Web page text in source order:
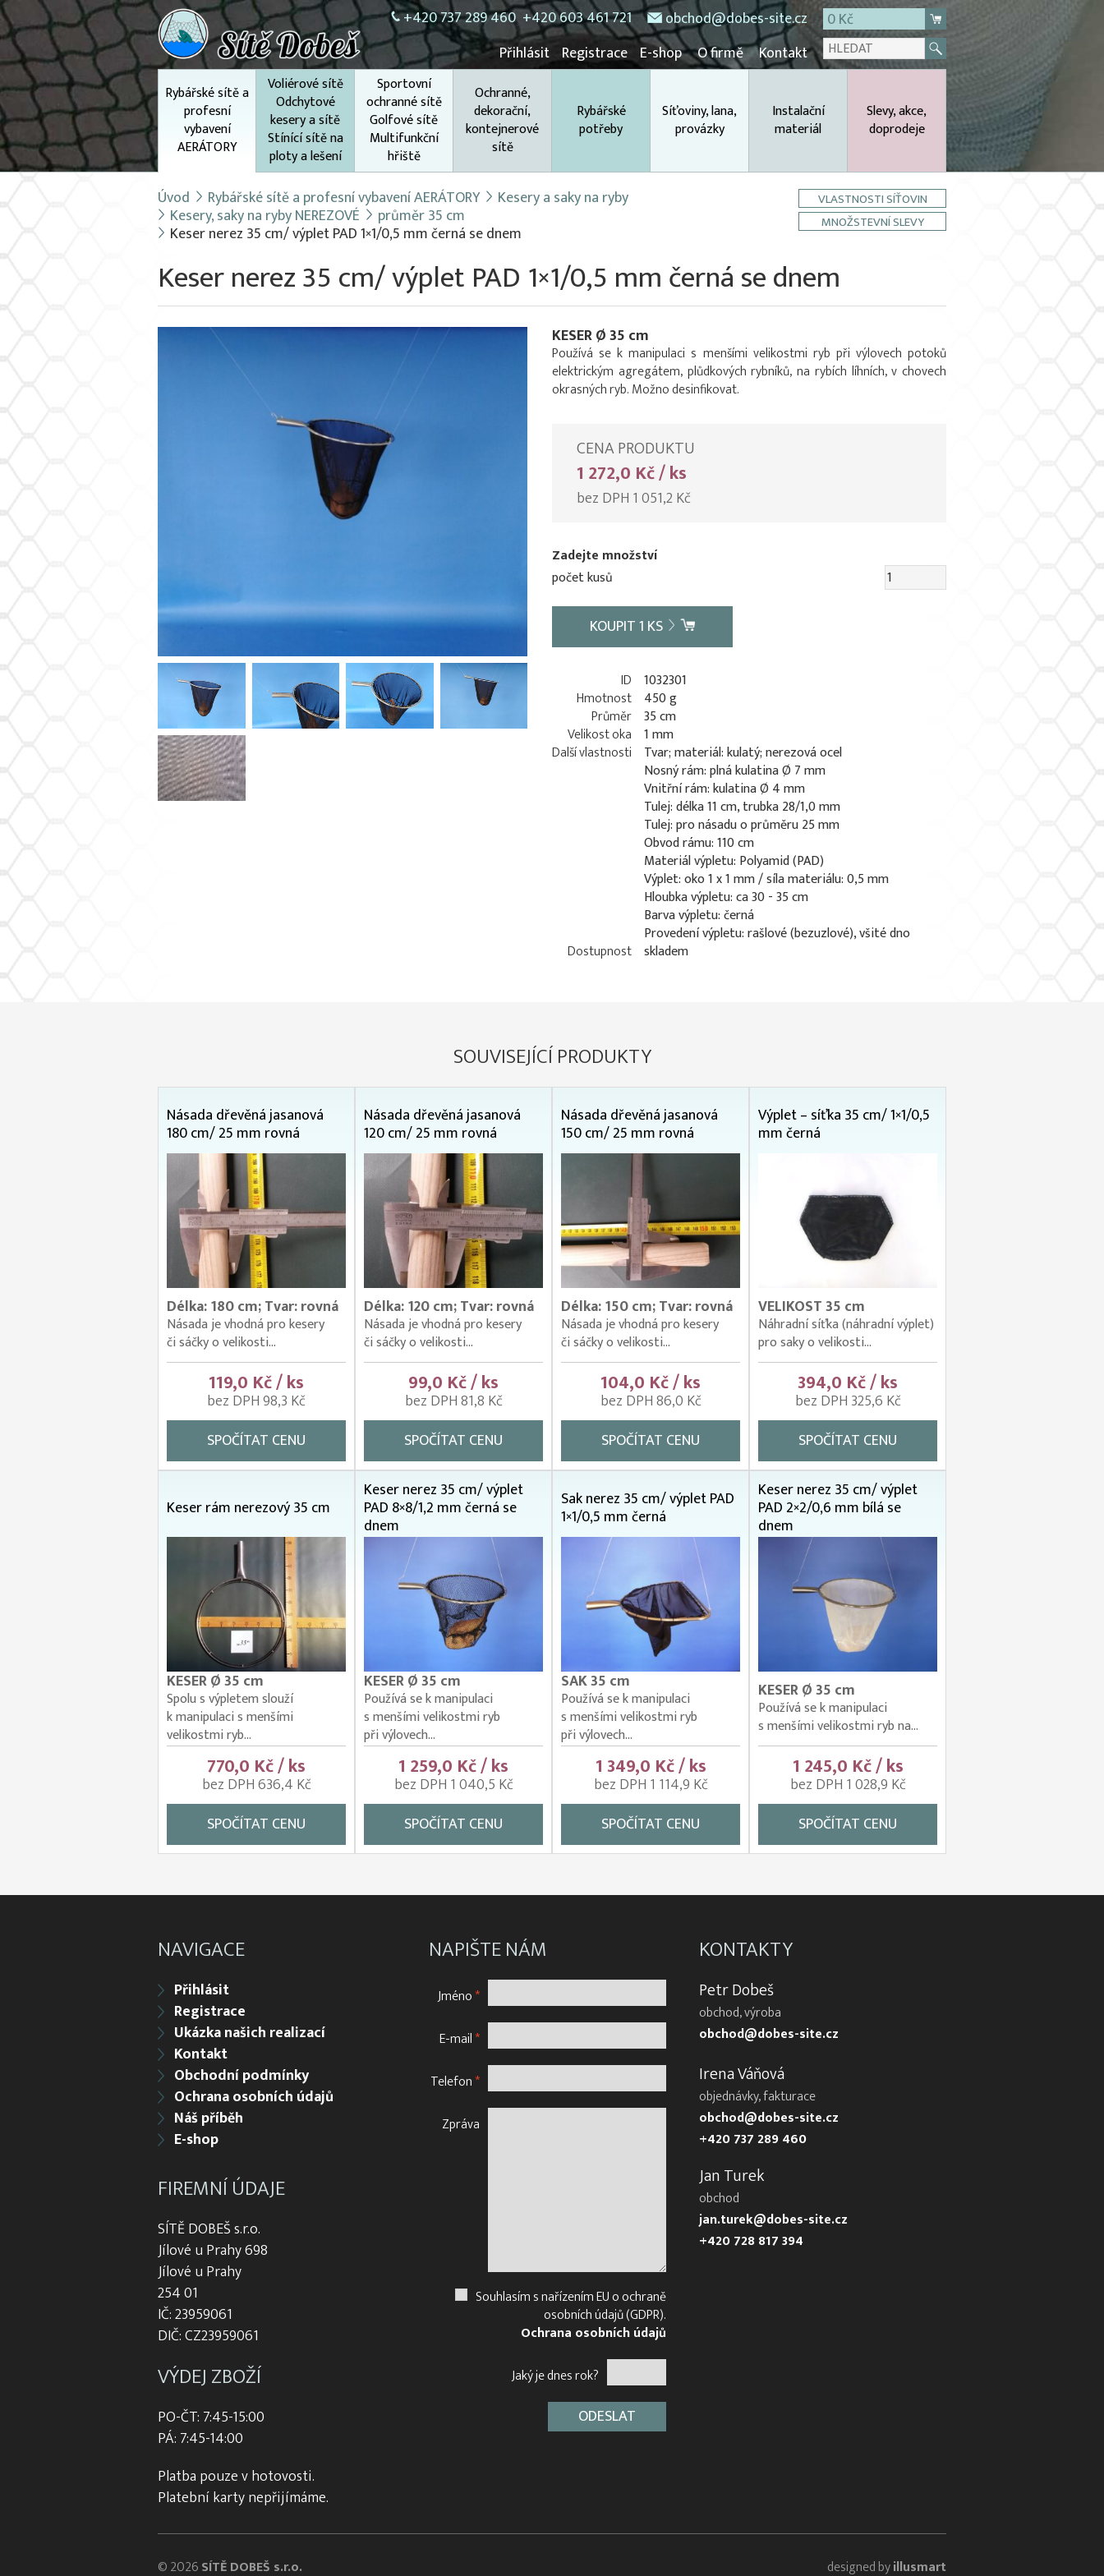
+420 737 289 460 +420 603 461 721 obchod@dobes-site.cz
0 Kč
Přihlásit Registrace E-shop O firmě Kontakt
Rybářské sítě a
profesní
vybavení
AERÁTORY
Voliérové sítě
Odchytové
kesery a sítě
Stínící sítě na
ploty a lešení
Sportovní
ochranné sítě
Golfové sítě
Multifunkční
hřiště
Ochranné,
dekorační,
kontejnerové
sítě
Rybářské
potřeby
Síťoviny, lana,
provázky
Instalační
materiál
Slevy, akce,
doprodeje
Úvod Rybářské sítě a profesní vybavení AERÁTORY Kesery a saky na ryby
Kesery, saky na ryby NEREZOVÉ průměr 35 cm
Keser nerez 35 cm/ výplet PAD 1×1/0,5 mm černá se dnem
VLASTNOSTI SÍŤOVIN
MNOŽSTEVNÍ SLEVY
Keser nerez 35 cm/ výplet PAD 1×1/0,5 mm černá se dnem
KESER Ø 35 cm
Používá se k manipulaci s menšími velikostmi ryb při výlovech potoků
elektrickým agregátem, plůdkových rybníků, na rybích líhních, v chovech
okrasných ryb. Možno desinfikovat.
CENA PRODUKTU
1 272,0 Kč / ks
bez DPH 1 051,2 Kč
Zadejte množství
počet kusů
KOUPIT1 KS
ID 1032301
Hmotnost 450 g
Průměr 35 cm
Velikost oka 1 mm
Další vlastnosti
Tvar; materiál: kulatý; nerezová ocel
Nosný rám: plná kulatina Ø 7 mm
Vnitřní rám: kulatina Ø 4 mm
Tulej: délka 11 cm, trubka 28/1,0 mm
Tulej: pro násadu o průměru 25 mm
Obvod rámu: 110 cm
Materiál výpletu: Polyamid (PAD)
Výplet: oko 1 x 1 mm / síla materiálu: 0,5 mm
Hloubka výpletu: ca 30 - 35 cm
Barva výpletu: černá
Provedení výpletu: rašlové (bezuzlové), všité dno
Dostupnost skladem
SOUVISEJÍCÍ PRODUKTY
Násada dřevěná jasanová
180 cm/ 25 mm rovná
Délka: 180 cm; Tvar: rovná
Násada je vhodná pro kesery
či sáčky o velikosti...
119,0 Kč / ks
bez DPH 98,3 Kč
SPOČÍTAT CENU
Násada dřevěná jasanová
120 cm/ 25 mm rovná
Délka: 120 cm; Tvar: rovná
Násada je vhodná pro kesery
či sáčky o velikosti...
99,0 Kč / ks
bez DPH 81,8 Kč
SPOČÍTAT CENU
Násada dřevěná jasanová
150 cm/ 25 mm rovná
Délka: 150 cm; Tvar: rovná
Násada je vhodná pro kesery
či sáčky o velikosti...
104,0 Kč / ks
bez DPH 86,0 Kč
SPOČÍTAT CENU
Výplet – síťka 35 cm/ 1×1/0,5
mm černá
VELIKOST 35 cm
Náhradní síťka (náhradní výplet)
pro saky o velikosti...
394,0 Kč / ks
bez DPH 325,6 Kč
SPOČÍTAT CENU
Keser rám nerezový 35 cm
KESER Ø 35 cm
Spolu s výpletem slouží
k manipulaci s menšími
velikostmi ryb...
770,0 Kč / ks
bez DPH 636,4 Kč
SPOČÍTAT CENU
Keser nerez 35 cm/ výplet
PAD 8×8/1,2 mm černá se
dnem
KESER Ø 35 cm
Používá se k manipulaci
s menšími velikostmi ryb
při výlovech...
1 259,0 Kč / ks
bez DPH 1 040,5 Kč
SPOČÍTAT CENU
Sak nerez 35 cm/ výplet PAD
1×1/0,5 mm černá
SAK 35 cm
Používá se k manipulaci
s menšími velikostmi ryb
při výlovech...
1 349,0 Kč / ks
bez DPH 1 114,9 Kč
SPOČÍTAT CENU
Keser nerez 35 cm/ výplet
PAD 2×2/0,6 mm bílá se
dnem
KESER Ø 35 cm
Používá se k manipulaci
s menšími velikostmi ryb na...
1 245,0 Kč / ks
bez DPH 1 028,9 Kč
SPOČÍTAT CENU
NAVIGACE
Přihlásit
Registrace
Ukázka našich realizací
Kontakt
Obchodní podmínky
Ochrana osobních údajů
Náš příběh
E-shop
FIREMNÍ ÚDAJE
SÍTĚ DOBEŠ s.r.o.
Jílové u Prahy 698
Jílové u Prahy
254 01
IČ: 23959061
DIČ: CZ23959061
VÝDEJ ZBOŽÍ
PO-ČT: 7:45-15:00
PÁ: 7:45-14:00
Platba pouze v hotovosti.
Platební karty nepřijímáme.
NAPIŠTE NÁM
Jméno*
E-mail*
Telefon*
Zpráva
Souhlasím s nařízením EU o ochraně
osobních údajů (GDPR).
Ochrana osobních údajů
Jaký je dnes rok?
KONTAKTY
Petr Dobeš
obchod, výroba
obchod@dobes-site.cz
Irena Váňová
objednávky, fakturace
obchod@dobes-site.cz
+420 737 289 460
Jan Turek
obchod
jan.turek@dobes-site.cz
+420 728 817 394
© 2026SÍTĚ DOBEŠ s.r.o. designed byillusmart